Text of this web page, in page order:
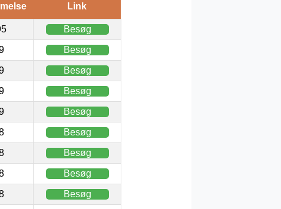
Link
Besøg
Besøg
Besøg
Besøg
Besøg
Besøg
Besøg
Besøg
Besøg